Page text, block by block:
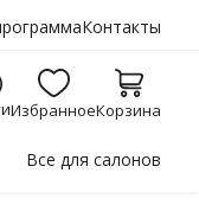
Контакты
ИзбранноеКорзина
Все для салонов